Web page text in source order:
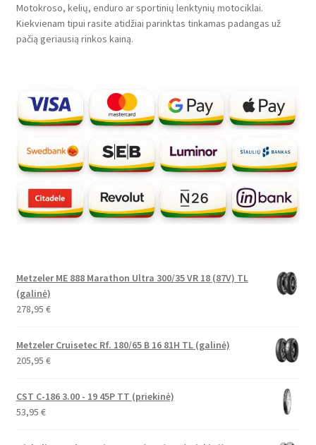
Motokroso, kelių, enduro ar sportinių lenktynių motociklai.
Kiekvienam tipui rasite atidžiai parinktas tinkamas padangas už
pačią geriausią rinkos kainą.
Metzeler ME 888 Marathon Ultra 300/35 VR 18 (87V) TL
(galinė)
278,95 €
Metzeler Cruisetec Rf. 180/65 B 16 81H TL (galinė)
205,95 €
CST C-186 3.00 - 19 45P TT (priekinė)
53,95 €